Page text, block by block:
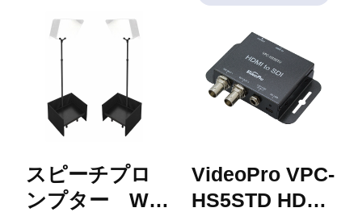
スピーチプロ
ンプター WJ-
VideoPro VPC-
HS5STD HDMI